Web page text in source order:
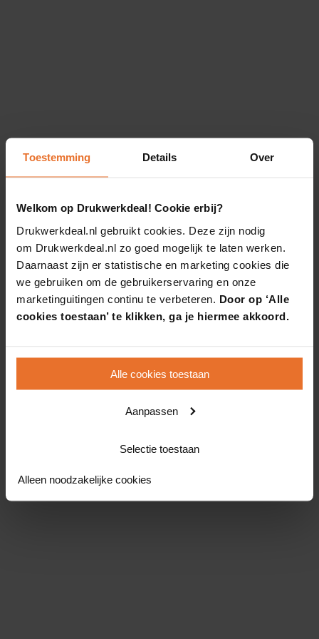
Toestemming Details Over
Welkom op Drukwerkdeal! Cookie erbij?
Drukwerkdeal.nl gebruikt cookies. Deze zijn nodig
om Drukwerkdeal.nl zo goed mogelijk te laten werken.
Daarnaast zijn er statistische en marketing cookies die
we gebruiken om de gebruikerservaring en onze
marketinguitingen continu te verbeteren. Door op ‘Alle
cookies toestaan’ te klikken, ga je hiermee akkoord.
Alle cookies toestaan
Aanpassen
Selectie toestaan
Alleen noodzakelijke cookies